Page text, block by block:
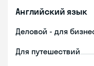
Английский язык
Деловой - для
Для путешествий